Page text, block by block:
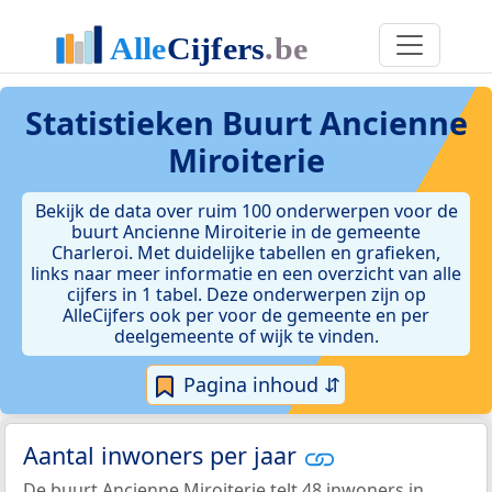
Statistieken Buurt Ancienne
Miroiterie
Bekijk de data over ruim 100 onderwerpen voor de
buurt Ancienne Miroiterie in de gemeente
Charleroi. Met duidelijke tabellen en grafieken,
links naar meer informatie en een overzicht van alle
cijfers in 1 tabel. Deze onderwerpen zijn op
AlleCijfers ook per voor de gemeente en per
deelgemeente of wijk te vinden.
Pagina inhoud ⇵
Aantal inwoners per jaar